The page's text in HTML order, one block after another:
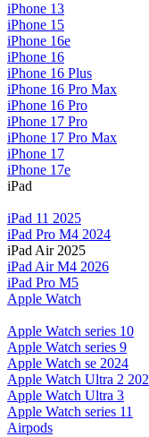
iPhone 13
iPhone 15
iPhone 16e
iPhone 16
iPhone 16 Plus
iPhone 16 Pro Max
iPhone 16 Pro
iPhone 17 Pro
iPhone 17 Pro Max
iPhone 17
iPhone 17e
iPad
iPad 11 2025
iPad Pro M4 2024
iPad Air 2025
iPad Air M4 2026
iPad Pro M5
Apple Watch
Apple Watch series 10
Apple Watch series 9
Apple Watch se 2024
Apple Watch Ultra 2
Apple Watch Ultra 3
Apple Watch series 11
Airpods